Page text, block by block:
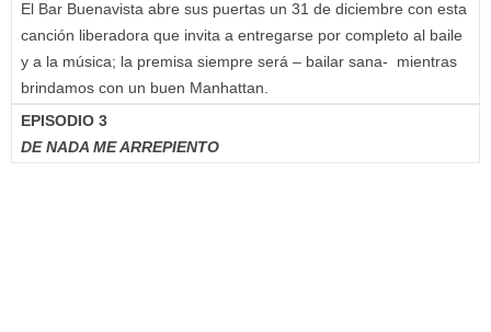
El Bar Buenavista abre sus puertas un 31 de diciembre con esta
canción liberadora que invita a entregarse por completo al baile
y a la música; la premisa siempre será – bailar sana- mientras
brindamos con un buen Manhattan.
EPISODIO 3
DE NADA ME ARREPIENTO